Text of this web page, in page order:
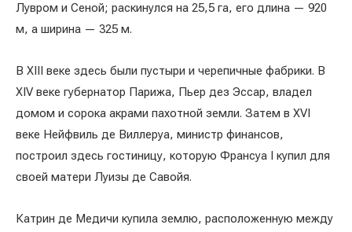
Лувром и Сеной; раскинулся на 25,5 га, его длина — 920
м, а ширина — 325 м.
В XIII веке здесь были пустыри и черепичные фабрики. В
XIV веке губернатор Парижа, Пьер дез Эссар, владел
домом и сорока акрами пахотной земли. Затем в XVI
веке Нейфвиль де Виллеруа, министр финансов,
построил здесь гостиницу, которую Франсуа I купил для
своей матери Луизы де Савойя.
Катрин де Медичи купила землю, расположенную между